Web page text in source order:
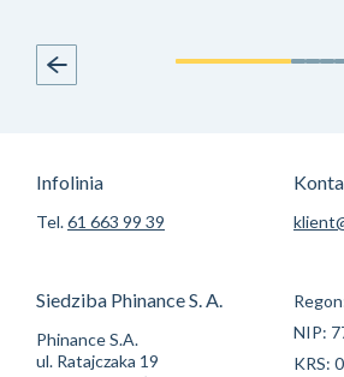
Infolinia
Tel.61 663 99 39
Siedziba Phinance S. A.
Phinance S.A.
ul. Ratajczaka 19
NIP:
KRS: